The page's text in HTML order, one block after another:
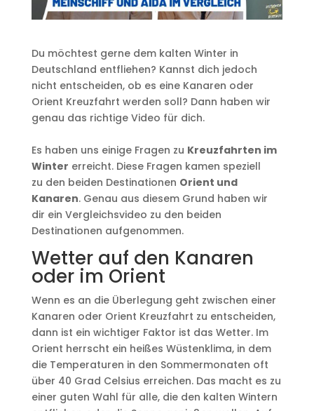
Du möchtest gerne dem kalten Winter in
Deutschland entfliehen? Kannst dich jedoch
nicht entscheiden, ob es eine Kanaren oder
Orient Kreuzfahrt werden soll? Dann haben wir
genau das richtige Video für dich.
Es haben uns einige Fragen zu Kreuzfahrten im
Winter erreicht. Diese Fragen kamen speziell
zu den beiden Destinationen Orient und
Kanaren. Genau aus diesem Grund haben wir
dir ein Vergleichsvideo zu den beiden
Destinationen aufgenommen.
Wetter auf den Kanaren
oder im Orient
Wenn es an die Überlegung geht zwischen einer
Kanaren oder Orient Kreuzfahrt zu entscheiden,
dann ist ein wichtiger Faktor ist das Wetter. Im
Orient herrscht ein heißes Wüstenklima, in dem
die Temperaturen in den Sommermonaten oft
über 40 Grad Celsius erreichen. Das macht es zu
einer guten Wahl für alle, die den kalten Wintern